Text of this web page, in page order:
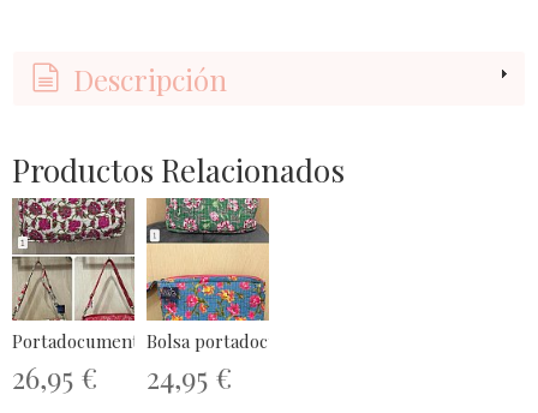
Descripción
Productos Relacionados
Portadocumentos/ Bolsa ordenador
26,95 €
Bolsa portadocumentos
24,95 €